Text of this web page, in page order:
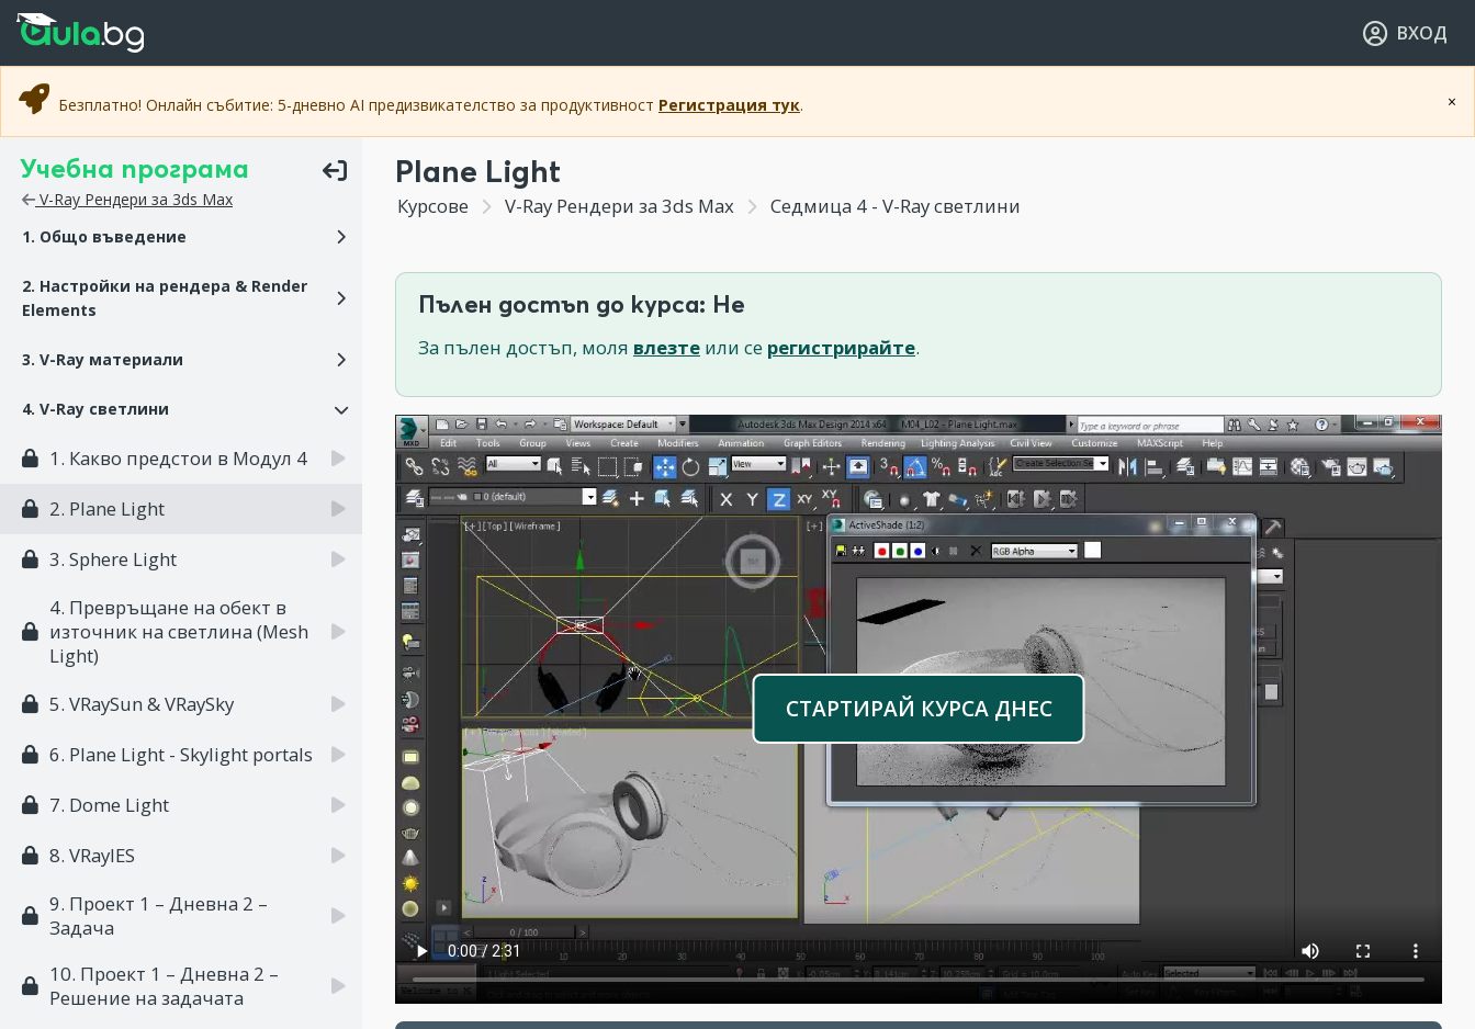
Прескочи към основното съдържание
Прескочи към навигацията
ВХОД
×
Безплатно! Онлайн събитие: 5-дневно AI предизвикателство за продуктивност Регистрация тук.
Учебна програма
V-Ray Рендери за 3ds Max
1. Общо въведение
2. Настройки на рендера & Render
Elements
3. V-Ray материали
4. V-Ray светлини
1. Какво предстои в Модул 4
2. Plane Light
3. Sphere Light
4. Превръщане на обект в
източник на светлина (Mesh
Light)
5. VRaySun & VRaySky
6. Plane Light - Skylight portals
7. Dome Light
8. VRayIES
9. Проект 1 – Дневна 2 –
Задача
10. Проект 1 – Дневна 2 –
Решение на задачата
Plane Light
Курсове V-Ray Рендери за 3ds Max Седмица 4 - V-Ray светлини
Пълен достъп до курса: Не
За пълен достъп, моля влезте или се регистрирайте.
СТАРТИРАЙ КУРСА ДНЕС